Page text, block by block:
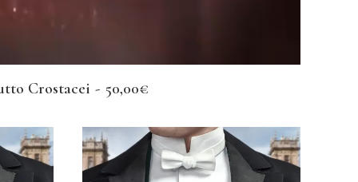
LEGGI TUTTO
Crostacei 50,00€